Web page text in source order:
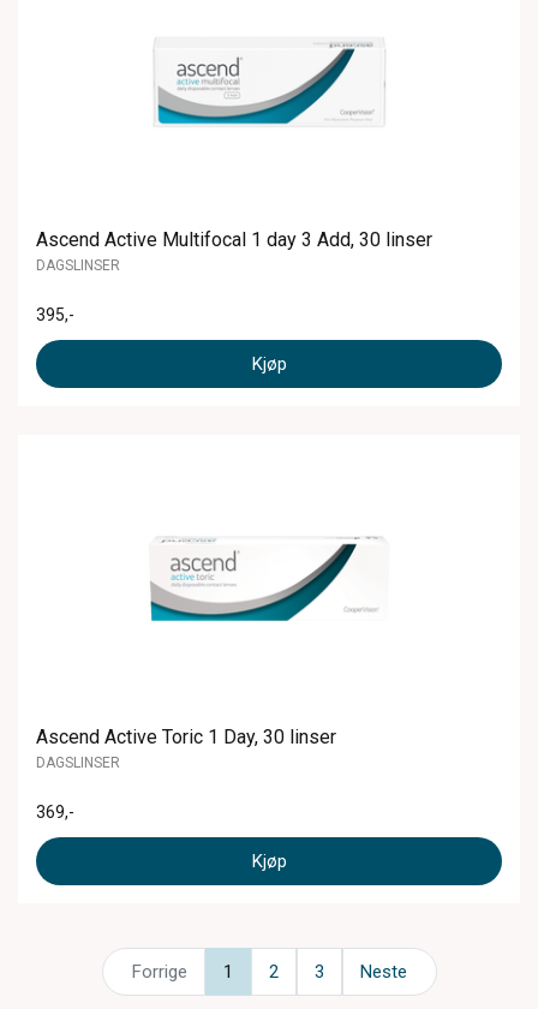
Ascend Active Multifocal 1 day 3 Add, 30 linser
DAGSLINSER
395,-
Kjøp
Ascend Active Toric 1 Day, 30 linser
DAGSLINSER
369,-
Kjøp
Forrige 1 2 3 Neste